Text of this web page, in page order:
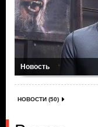
Новость
НОВОСТИ (50)